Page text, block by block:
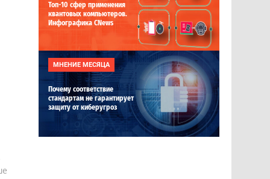
Топ-10 сфер применения
квантовых компьютеров.
Инфографика CNews
МНЕНИЕ МЕСЯЦА
Почему соответствие
стандартам не гарантирует
защиту от киберугроз